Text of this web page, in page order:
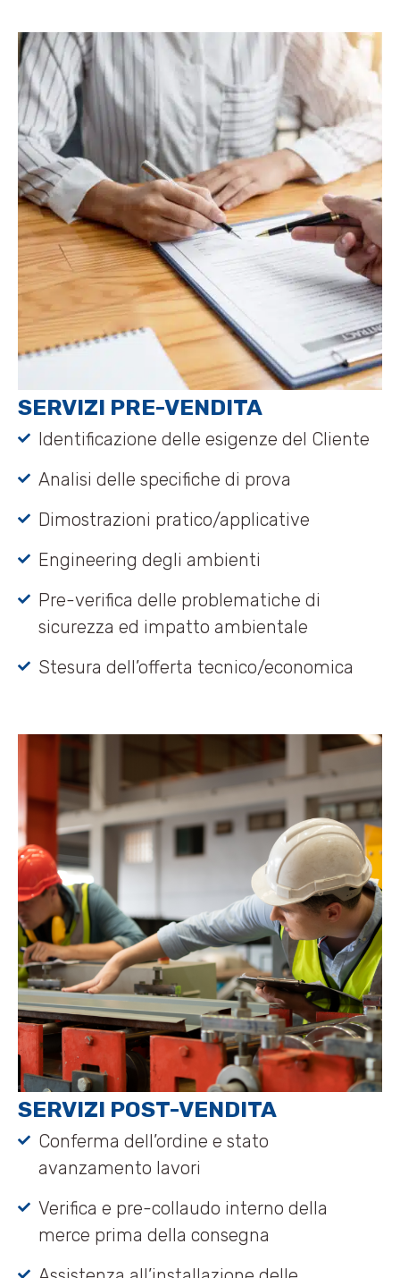
SERVIZI PRE-VENDITA
Identificazione delle esigenze del Cliente
Analisi delle specifiche di prova
Dimostrazioni pratico/applicative
Engineering degli ambienti
Pre-verifica delle problematiche di
sicurezza ed impatto ambientale
Stesura dell’offerta tecnico/economica
SERVIZI POST-VENDITA
Conferma dell’ordine e stato
avanzamento lavori
Verifica e pre-collaudo interno della
merce prima della consegna